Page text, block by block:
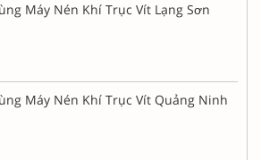
Máy Nén Khí Trục Vít Lạng Sơn
Máy Nén Khí Trục Vít Quảng Ninh